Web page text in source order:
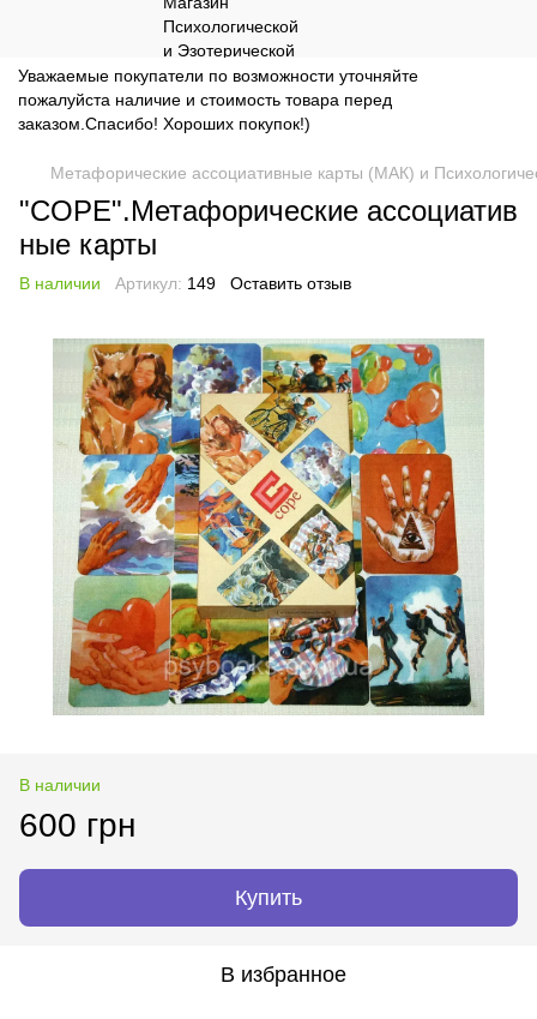
Уважаемые покупатели по возможности уточняйте
пожалуйста наличие и стоимость товара перед
заказом.Спасибо! Хороших покупок!)
Метафорические ассоциативные карты (МАК) и
"COPE".Метафорические ассоциатив
ные карты
В наличии Артикул: 149 Оставить отзыв
В наличии
600 грн
Купить
В избранное